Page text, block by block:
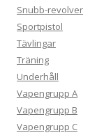
Snubb-revolver
Sportpistol
Tävlingar
Träning
Underhåll
Vapengrupp A
Vapengrupp B
Vapengrupp C